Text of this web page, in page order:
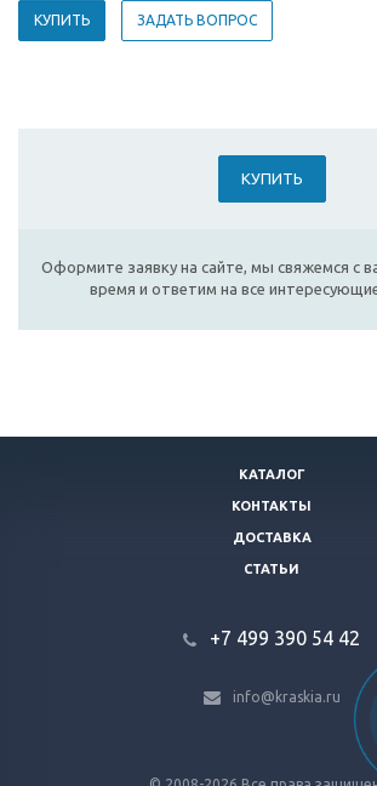
КУПИТЬ ЗАДАТЬ ВОПРОС
КУПИТЬ
Оформите заявку на сайте, мы свяжемся с
время и ответим на все
КАТАЛОГ
КОНТАКТЫ
ДОСТАВКА
СТАТЬИ
+7 499 390 54 42
info@kraskia.ru